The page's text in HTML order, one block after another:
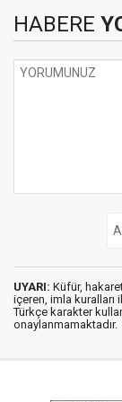
HABERE
UYARI: Küfür,
içeren, imla kuralları
Türkçe karakter
onaylanmamaktadır.